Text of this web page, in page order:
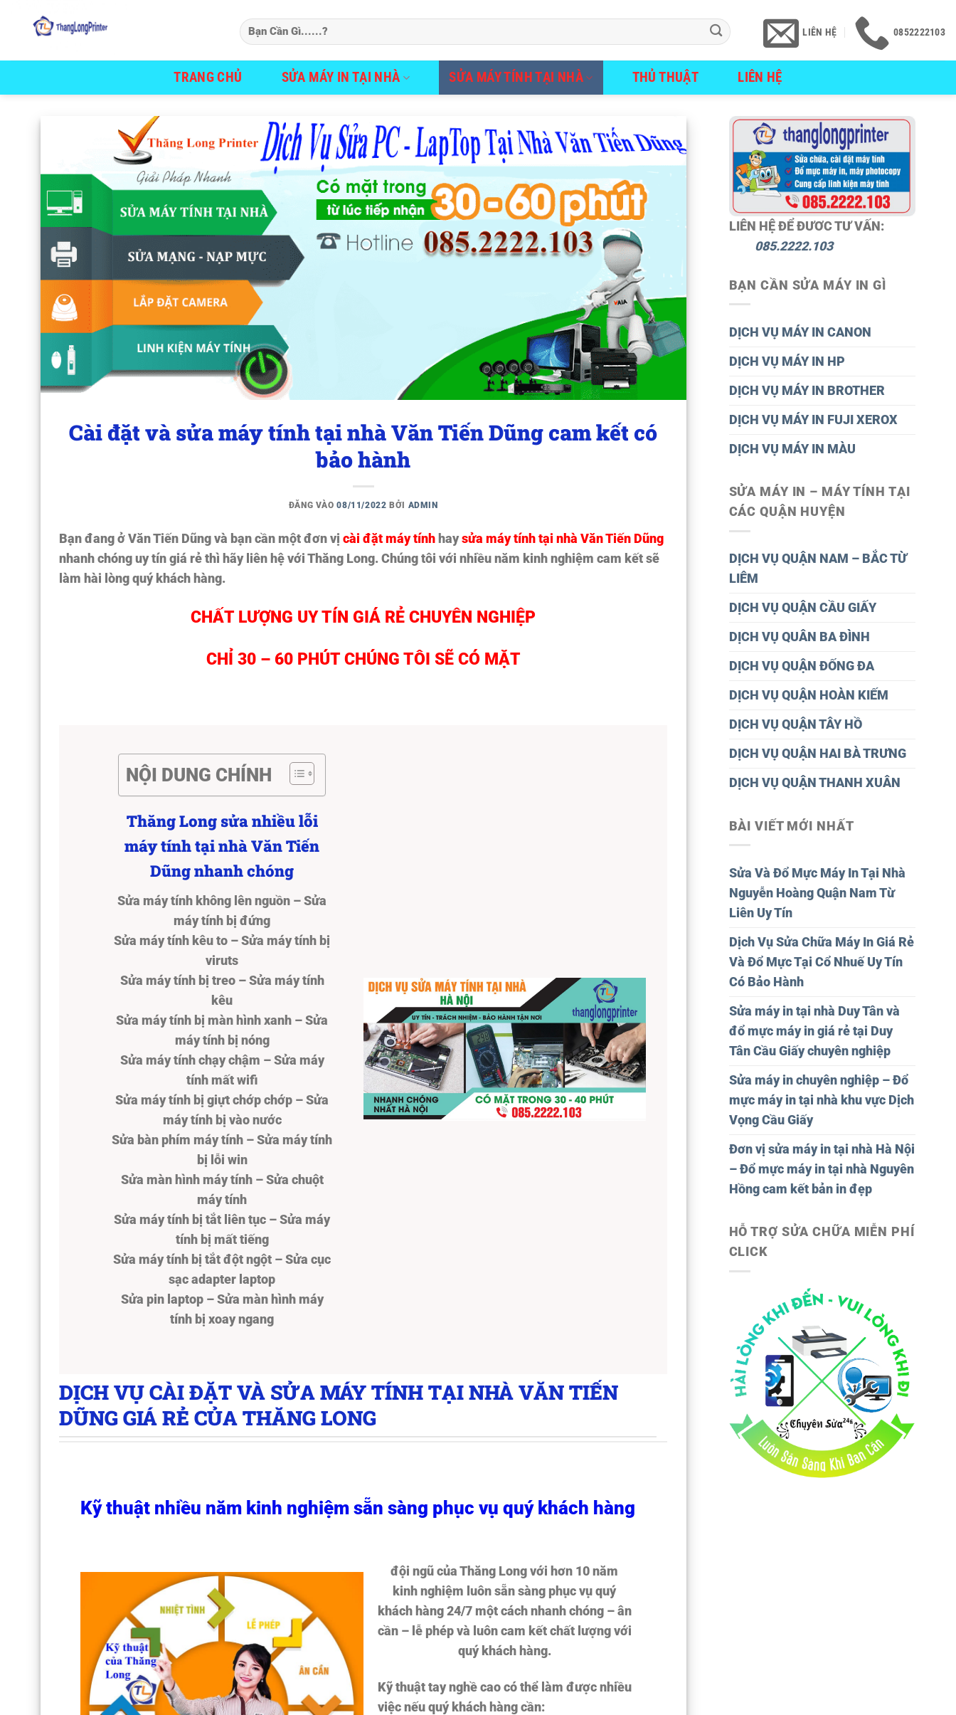
LIÊN HỆ 0852222103
TRANG CHỦ SỬA MÁY IN TẠI NHÀ SỬA MÁY TÍNH TẠI NHÀ THỦ THUẬT LIÊN HỆ
Cài đặt và sửa máy tính tại nhà Văn Tiến Dũng cam kết có
bảo hành
ĐĂNG VÀO08/11/2022 BỞI ADMIN
Bạn đang ở Văn Tiến Dũng và bạn cần một đơn vị cài đặt máy tính haysửa máy tính tại nhà Văn Tiến Dũng
nhanh chóng uy tín giá rẻ thì hãy liên hệ với Thăng Long. Chúng tôi với nhiều năm kinh nghiệm cam kết sẽ
làm hài lòng quý khách hàng.
CHẤT LƯỢNG UY TÍN GIÁ RẺ CHUYÊN NGHIỆP
CHỈ 30 – 60 PHÚT CHÚNG TÔI SẼ CÓ MẶT
NỘI DUNG CHÍNH
Thăng Long sửa nhiều lỗi
máy tính tại nhà Văn Tiến
Dũng nhanh chóng
Sửa máy tính không lên nguồn – Sửa
máy tính bị đứng
Sửa máy tính kêu to – Sửa máy tính bị
viruts
Sửa máy tính bị treo – Sửa máy tính
kêu
Sửa máy tính bị màn hình xanh – Sửa
máy tính bị nóng
Sửa máy tính chạy chậm – Sửa máy
tính mất wifi
Sửa máy tính bị giựt chớp chớp – Sửa
máy tính bị vào nước
Sửa bàn phím máy tính – Sửa máy tính
bị lỗi win
Sửa màn hình máy tính – Sửa chuột
máy tính
Sửa máy tính bị tắt liên tục – Sửa máy
tính bị mất tiếng
Sửa máy tính bị tắt đột ngột – Sửa cục
sạc adapter laptop
Sửa pin laptop – Sửa màn hình máy
tính bị xoay ngang
DỊCH VỤ CÀI ĐẶT VÀ SỬA MÁY TÍNH TẠI NHÀ VĂN TIẾN
DŨNG GIÁ RẺ CỦA THĂNG LONG
Kỹ thuật nhiều năm kinh nghiệm sẵn sàng phục vụ quý khách hàng
đội ngũ của Thăng Long với hơn 10 năm
kinh nghiệm luôn sẵn sàng phục vụ quý
khách hàng 24/7 một cách nhanh chóng – ân
cần – lễ phép và luôn cam kết chất lượng với
quý khách hàng.
Kỹ thuật tay nghề cao có thể làm được nhiều
việc nếu quý khách hàng cần:
LIÊN HỆ ĐỂ ĐƯƠC TƯ VẤN:
085.2222.103
BẠN CẦN SỬA MÁY IN GÌ
DỊCH VỤ MÁY IN CANON
DỊCH VỤ MÁY IN HP
DỊCH VỤ MÁY IN BROTHER
DỊCH VỤ MÁY IN FUJI XEROX
DỊCH VỤ MÁY IN MÀU
SỬA MÁY IN – MÁY TÍNH TẠI
CÁC QUẬN HUYỆN
DỊCH VỤ QUẬN NAM – BẮC TỪ
LIÊM
DỊCH VỤ QUẬN CẦU GIẤY
DỊCH VỤ QUÂN BA ĐÌNH
DỊCH VỤ QUẬN ĐỐNG ĐA
DỊCH VỤ QUẬN HOÀN KIẾM
DỊCH VỤ QUẬN TÂY HỒ
DỊCH VỤ QUẬN HAI BÀ TRƯNG
DỊCH VỤ QUẬN THANH XUÂN
BÀI VIẾT MỚI NHẤT
Sửa Và Đổ Mực Máy In Tại Nhà
Nguyễn Hoàng Quận Nam Từ
Liên Uy Tín
Dịch Vụ Sửa Chữa Máy In Giá Rẻ
Và Đổ Mực Tại Cổ Nhuế Uy Tín
Có Bảo Hành
Sửa máy in tại nhà Duy Tân và
đổ mực máy in giá rẻ tại Duy
Tân Cầu Giấy chuyên nghiệp
Sửa máy in chuyên nghiệp – Đổ
mực máy in tại nhà khu vực Dịch
Vọng Cầu Giấy
Đơn vị sửa máy in tại nhà Hà Nội
– Đổ mực máy in tại nhà Nguyên
Hồng cam kết bản in đẹp
HỖ TRỢ SỬA CHỮA MIỄN PHÍ
CLICK